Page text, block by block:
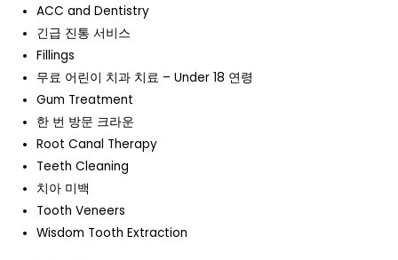
ACC and Dentistry
긴급 진통 서비스
Fillings
무료 어린이 치과 치료 – Under 18 연령
Gum Treatment
한 번 방문 크라운
Root Canal Therapy
Teeth Cleaning
치아 미백
Tooth Veneers
Wisdom Tooth Extraction